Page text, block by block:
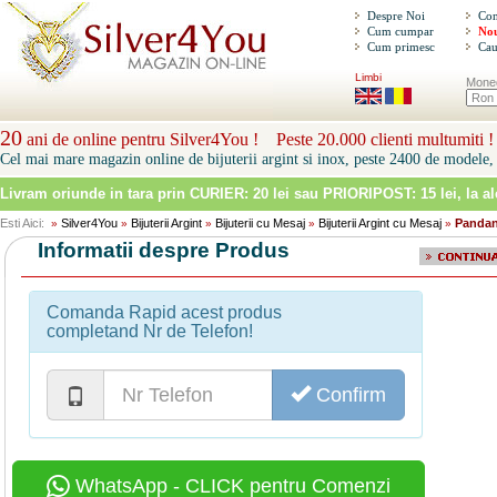
Despre Noi
Cum cumpar
Cum primesc
Limbi
20 ani de online pentru Silver4You ! Peste 20.000 clienti multumiti !
Cel mai mare magazin online de bijuterii argint si inox, peste 2400 de modele,
Livram oriunde in tara prin CURIER: 20 lei sau PRIORIPOST: 15 lei, la
Esti Aici: » Silver4You » Bijuterii Argint » Bijuterii cu Mesaj » Bijuterii Argint cu Mesaj »
Informatii despre Produs
Comanda Rapid acest produs
completand Nr de Telefon!
Confirm
WhatsApp - CLICK pentru Comenzi